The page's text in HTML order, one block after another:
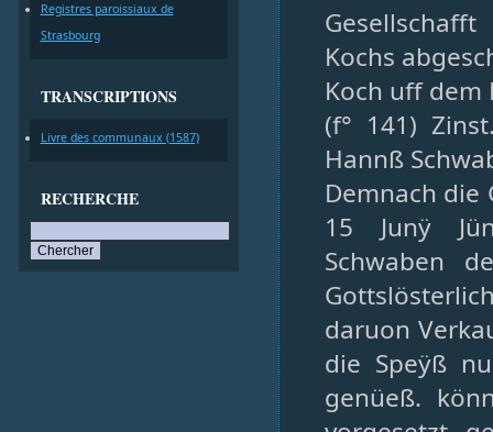
Registres paroissiaux de
Strasbourg
TRANSCRIPTIONS
Livre des communaux (1587)
RECHERCHE
Kochs
Koch uff dem
(f° 141)
Hannß
Demnach
15 Junÿ
Schwaben
daruon
die Speÿß
genüeß.